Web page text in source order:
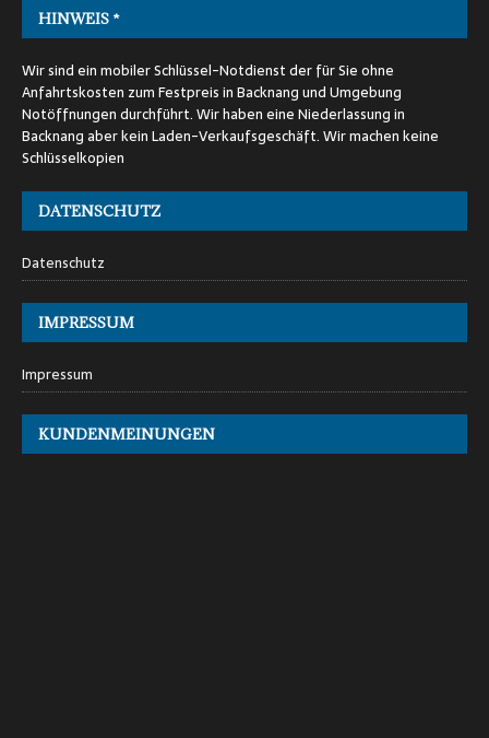
HINWEIS *
Wir sind ein mobiler Schlüssel-Notdienst der für Sie ohne
Anfahrtskosten zum Festpreis in Backnang und Umgebung
Notöffnungen durchführt. Wir haben eine Niederlassung in
Backnang aber kein Laden-Verkaufsgeschäft. Wir machen keine
Schlüsselkopien
DATENSCHUTZ
Datenschutz
IMPRESSUM
Impressum
KUNDENMEINUNGEN